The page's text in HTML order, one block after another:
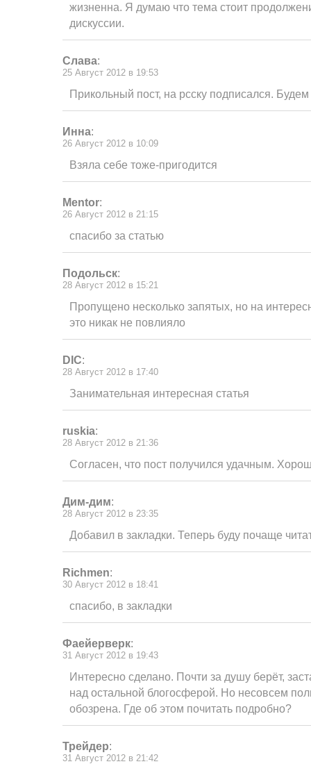
жизненна. Я думаю что тема стоит
дискуссии.
Слава:
25 Август 2012 в 19:53
Прикольный пост, на рсску подписался. Будем
Инна:
26 Август 2012 в 10:09
Взяла себе тоже-пригодится
Mentor:
26 Август 2012 в 21:15
спасибо за статью
Подольск:
28 Август 2012 в 15:21
Пропущено несколько запятых, но на
это никак не повлияло
DIC:
28 Август 2012 в 17:40
Занимательная интересная статья
ruskia:
28 Август 2012 в 21:36
Согласен, что пост получился удачным.
Дим-дим:
28 Август 2012 в 23:35
Добавил в закладки. Теперь буду почаще
Richmen:
30 Август 2012 в 18:41
спасибо, в закладки
Фаейерверк:
31 Август 2012 в 19:43
Интересно сделано. Почти за душу берёт,
над остальной блогосферой. Но несовсем
обозрена. Где об этом почитать подробно?
Трейдер:
31 Август 2012 в 21:42